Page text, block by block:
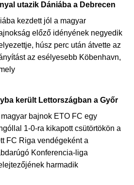
utazik Dániába a Debrecen
kezdett jól a magyar
előző idényének negyedik
húsz perc után átvette az
az esélyesebb Köbenhavn,
került Lettországban a Győr
magyar bajnok ETO FC egy
1-0-ra kikapott csütörtökön a
FC Riga vendégeként a
Konferencia-liga
harmadik